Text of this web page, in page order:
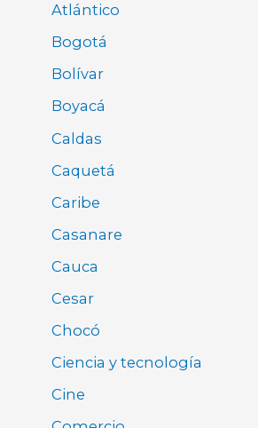
Atlántico
Bogotá
Bolívar
Boyacá
Caldas
Caquetá
Caribe
Casanare
Cauca
Cesar
Chocó
Ciencia y tecnología
Cine